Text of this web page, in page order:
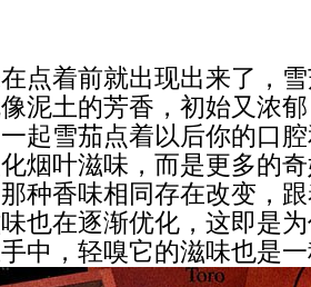
着前就出现出来了，雪
泥土的芳香，初始又浓
起雪茄点着以后你的口
烟叶滋味，而是更多的
种香味相同存在改变，
也在逐渐优化，这即是
中，轻嗅它的滋味也是